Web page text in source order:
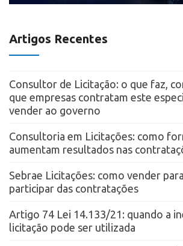
Artigos Recentes
Consultor de Licitação: o que faz,
que empresas contratam este
vender ao governo
Consultoria em Licitações: como
aumentam resultados nas
Sebrae Licitações: como vender
participar das contratações
Artigo 74 Lei 14.133/21: quando a
licitação pode ser utilizada